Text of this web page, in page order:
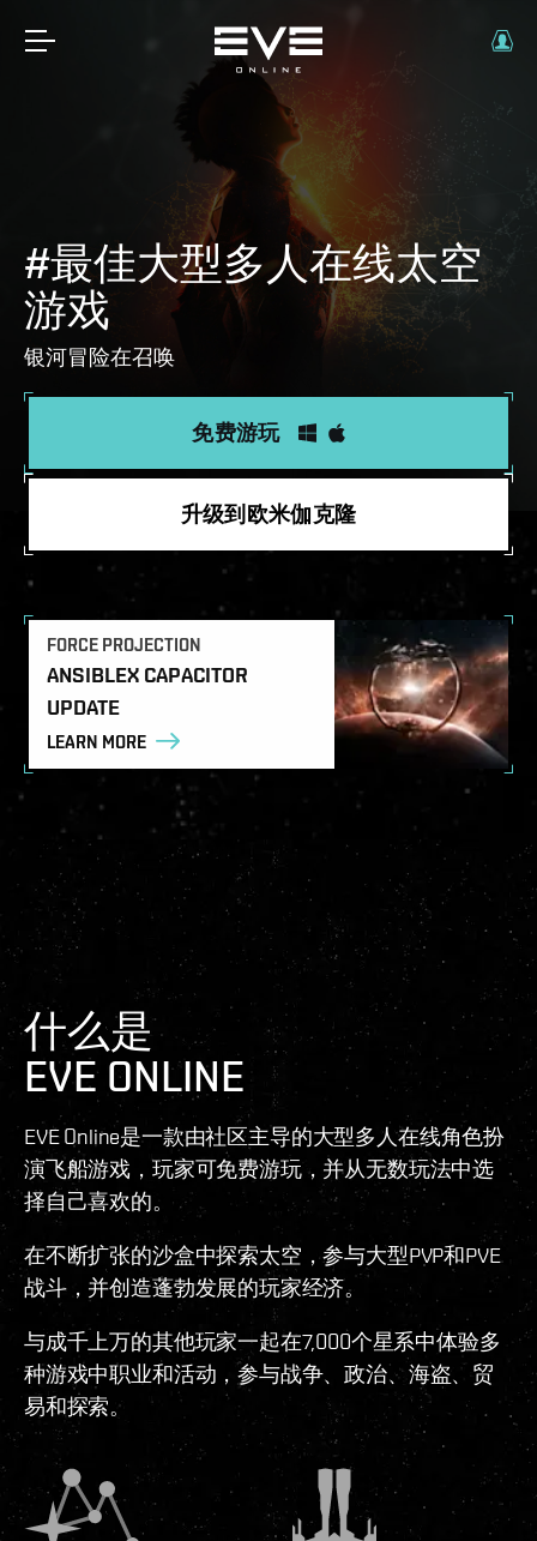
#最佳大型多人在线太空
游戏
银河冒险在召唤
免费游玩
升级到欧米伽克隆
FORCE PROJECTION
ANSIBLEX CAPACITOR
UPDATE
LEARN MORE
什么是
EVE ONLINE
EVE Online是一款由社区主导的大型多人在线角色扮
演飞船游戏，玩家可免费游玩，并从无数玩法中选
择自己喜欢的。
在不断扩张的沙盒中探索太空，参与大型PVP和PVE
战斗，并创造蓬勃发展的玩家经济。
与成千上万的其他玩家一起在7,000个星系中体验多
种游戏中职业和活动，参与战争、政治、海盗、贸
易和探索。